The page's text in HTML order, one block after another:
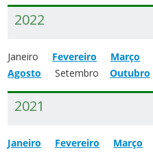
2022
Janeiro Fevereiro Março
Agosto
     Setembro
Outubro
2021
Janeiro Fevereiro Março